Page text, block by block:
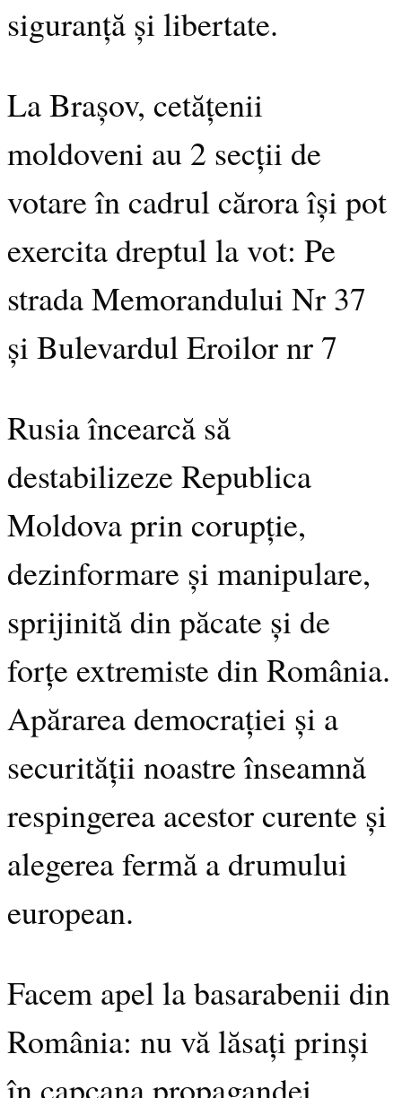
siguranță și libertate.
La Brașov, cetățenii
moldoveni au 2 secții de
votare în cadrul cărora își pot
exercita dreptul la vot: Pe
strada Memorandului Nr 37
și Bulevardul Eroilor nr 7
Rusia încearcă să
destabilizeze Republica
Moldova prin corupție,
dezinformare și manipulare,
sprijinită din păcate și de
forțe extremiste din România.
Apărarea democrației și a
securității noastre înseamnă
respingerea acestor curente și
alegerea fermă a drumului
european.
Facem apel la basarabenii din
România: nu vă lăsați prinși
în capcana propagandei